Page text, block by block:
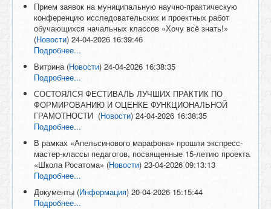
Прием заявок на муниципальную научно-практическую
конференцию исследовательских и проектных работ
обучающихся начальных классов «Хочу всё знать!»
(Новости) 24-04-2026 16:39:46
Подробнее...
Витрина (Новости) 24-04-2026 16:38:35
Подробнее...
СОСТОЯЛСЯ ФЕСТИВАЛЬ ЛУЧШИХ ПРАКТИК ПО
ФОРМИРОВАНИЮ И ОЦЕНКЕ ФУНКЦИОНАЛЬНОЙ
ГРАМОТНОСТИ (Новости) 24-04-2026 16:38:35
Подробнее...
В рамках «Апельсинового марафона» прошли экспресс-
мастер-классы педагогов, посвященные 15-летию проекта
«Школа Росатома» (Новости) 23-04-2026 09:13:13
Подробнее...
Документы (Информация) 20-04-2026 15:15:44
Подробнее...